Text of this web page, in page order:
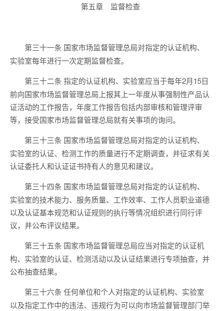
第五章 监督检查
第三十一条 国家市场监督管理总局对指定的认证机构、
实验室每年进行一次定期监督检查。
第三十二条 指定的认证机构、实验室应当于每年2月15日
前向国家市场监督管理总局上报其上一年度从事强制性产品认
证活动的工作报告，年度工作报告包括内部审核和管理评审
等，接受国家市场监督管理总局就有关事项的询问。
第三十三条 国家市场监督管理总局对指定的认证机构、
实验室的认证、检测工作的质量进行不定期调查，并征求有关
认证委托人和认证证书持有人的意见和建议。
第三十四条 国家市场监督管理总局对指定的认证机构、
实验室的技术能力、服务质量、工作效率、工作人员职业道德
以及认证基本规范和认证规则的执行等情况组织进行同行评
议，并公布评议结果。
第三十五条 国家市场监督管理总局应当对指定的认证机
构、实验室的认证、检测活动以及认证结果进行专项抽查，并
公布抽查结果。
第三十六条 任何单位和个人对指定的认证机构、实验室
以及指定工作中的违法、违规行为可以向市场监督管理部门举